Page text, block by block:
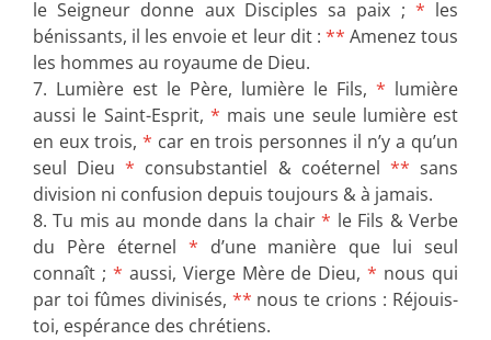
le Seigneur donne aux Disciples sa paix ; * les
bénissants, il les envoie et leur dit : ** Amenez tous
les hommes au royaume de Dieu.
7. Lumière est le Père, lumière le Fils, * lumière
aussi le Saint-Esprit, * mais une seule lumière est
en eux trois, * car en trois personnes il n’y a qu’un
seul Dieu* consubstantiel & coéternel ** sans
division ni confusion depuis toujours & à jamais.
8. Tu mis au monde dans la chair* le Fils & Verbe
du Père éternel * d’une manière que lui seul
connaît ; * aussi, Vierge Mère de Dieu,* nous qui
par toi fûmes divinisés, ** nous te crions : Réjouis-
toi, espérance des chrétiens.